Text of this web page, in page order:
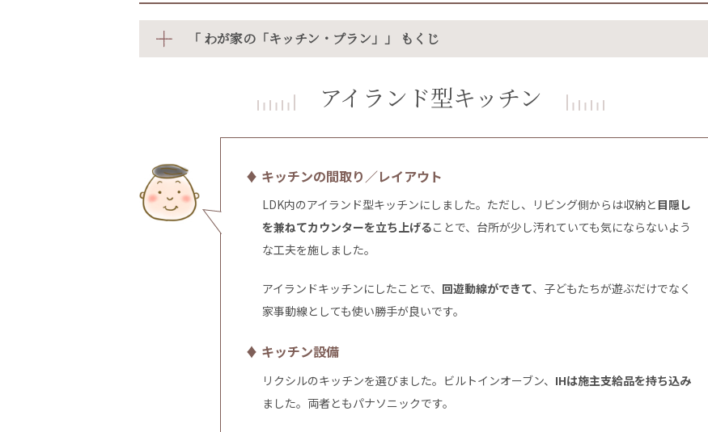
「 わが家の「キッチン・プラン」」 もくじ
アイランド型キッチン
♦ キッチンの間取り／レイアウト
LDK内のアイランド型キッチンにしました。ただし、リビング側からは収納と 目隠し
を兼ねてカウンターを立ち上げることで、台所が少し汚れていても気にならないよう
な工夫を施しました。
アイランドキッチンにしたことで、 回遊動線ができて、子どもたちが遊ぶだけでなく
家事動線としても使い勝手が良いです。
♦ キッチン設備
リクシルのキッチンを選びました。ビルトインオーブン、 IHは施主支給品を持ち込み
ました。両者ともパナソニックです。